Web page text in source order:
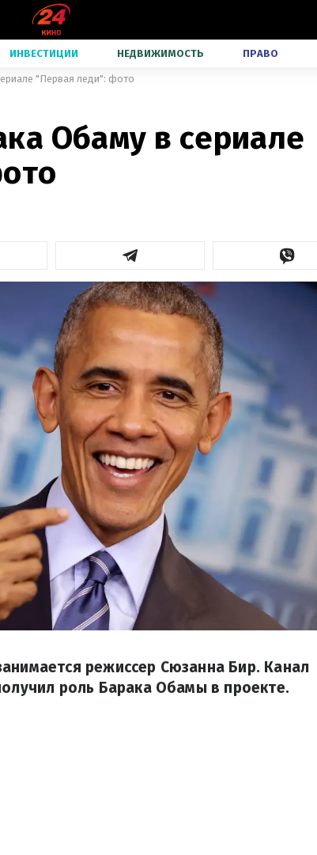
ИНВЕСТИЦИИ НЕДВИЖИМОСТЬ ПРАВО
"Первая леди": фото
Обаму в сериале
режиссер Сюзанна Бир. Канал
роль Барака Обамы в проекте.